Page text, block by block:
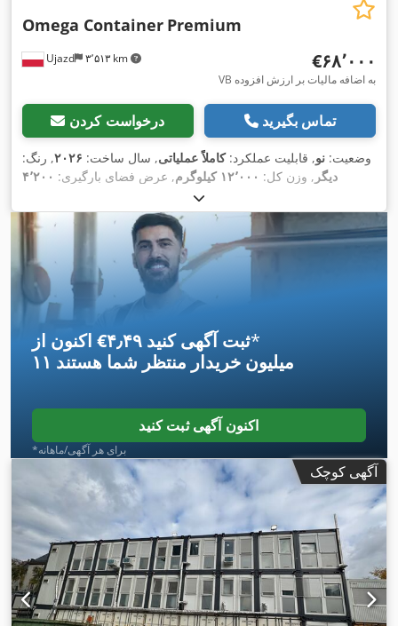
Ujazd ۳٬۵۱۳ km
Omega Container Premium
‎€۶۸٬۰۰۰
VB به اضافه مالیات بر ارزش افزوده
درخواست کردن تماس بگیرید
وضعیت: نو, قابلیت عملکرد:کاملاً عملیاتی, سال ساخت: ۲۰۲۶, رنگ:
دیگر , وزن کل: ۱۲٬۰۰۰ کیلوگرم , عرض فضای بارگیری: ۴٬۲۰۰
, طول فضای بارگیری:
بارگیری:۳٬۰۰۰ میلی‌متر , تجهیزات:واحد خنک‌کننده ,
اکنون از ‎€۴٫۴۹ ثبت آگهی کنید*
۱۱ میلیون خریدار منتظر شما هستند
اکنون آگهی ثبت کنید
*برای هر آگهی/ماهانه
آگهی کوچک